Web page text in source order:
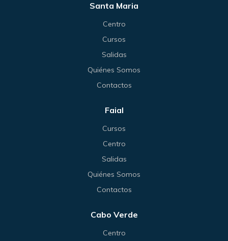
Santa Maria
Centro
Cursos
Salidas
Quiénes Somos
Contactos
Faial
Cursos
Centro
Salidas
Quiénes Somos
Contactos
Cabo Verde
Centro